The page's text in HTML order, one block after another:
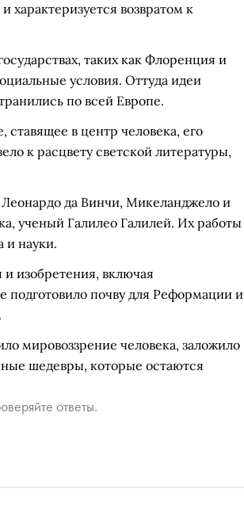
характеризуется возвратом к
таких как Флоренция и
условия. Оттуда идеи
по всей Европе.
в центр человека, его
к расцвету светской литературы,
да Винчи, Микеланджело и
ученый Галилео Галилей. Их работы
и науки.
изобретения, включая
подготовило почву для Реформации и
мировоззрение человека, заложило
шедевры, которые остаются
ответы.